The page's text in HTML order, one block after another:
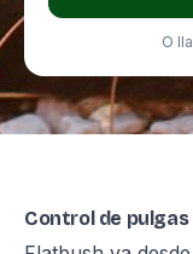
O
Control de